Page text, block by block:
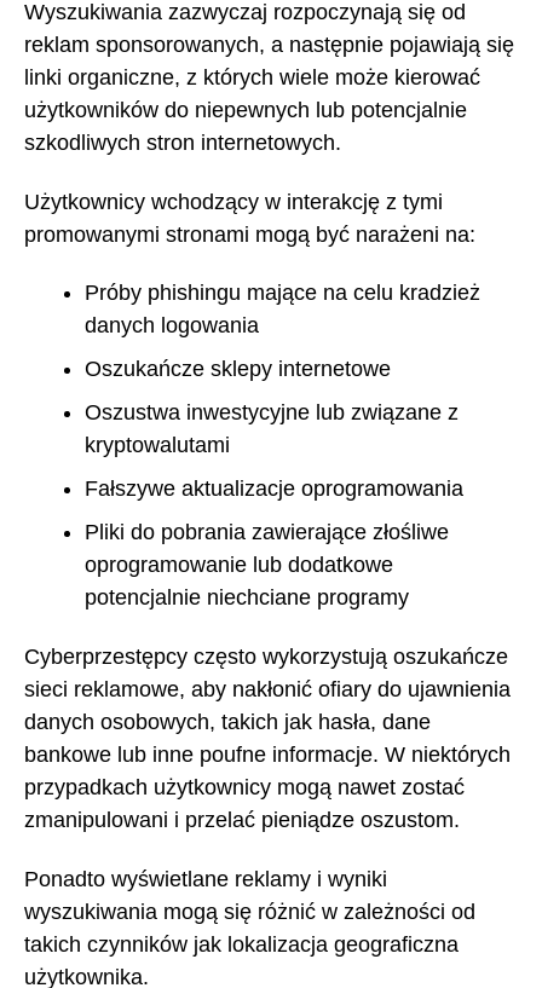
Wyszukiwania zazwyczaj rozpoczynają się od
reklam sponsorowanych, a następnie pojawiają się
linki organiczne, z których wiele może kierować
użytkowników do niepewnych lub potencjalnie
szkodliwych stron internetowych.
Użytkownicy wchodzący w interakcję z tymi
promowanymi stronami mogą być narażeni na:
Próby phishingu mające na celu kradzież
danych logowania
Oszukańcze sklepy internetowe
Oszustwa inwestycyjne lub związane z
kryptowalutami
Fałszywe aktualizacje oprogramowania
Pliki do pobrania zawierające złośliwe
oprogramowanie lub dodatkowe
potencjalnie niechciane programy
Cyberprzestępcy często wykorzystują oszukańcze
sieci reklamowe, aby nakłonić ofiary do ujawnienia
danych osobowych, takich jak hasła, dane
bankowe lub inne poufne informacje. W niektórych
przypadkach użytkownicy mogą nawet zostać
zmanipulowani i przelać pieniądze oszustom.
Ponadto wyświetlane reklamy i wyniki
wyszukiwania mogą się różnić w zależności od
takich czynników jak lokalizacja geograficzna
użytkownika.